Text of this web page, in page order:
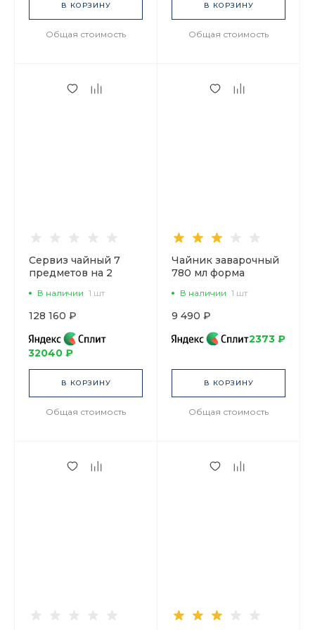
В КОРЗИНУ
Общая стоимость
В КОРЗИНУ
Общая стоимость
Сервиз чайный 7
предметов на 2
Талисман рисунок
Белый арт.
81.16887.00.1
В наличии 1 шт
128 160 ₽
32040 ₽
В КОРЗИНУ
Общая стоимость
Чайник заварочный
780 мл форма
Сад Алисы арт.
80.42107.00.1
В наличии 1 шт
9 490 ₽
2373 ₽
В КОРЗИНУ
Общая стоимость